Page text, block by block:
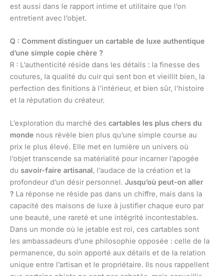
est aussi dans le rapport intime et utilitaire que l’on
entretient avec l’objet.
Q : Comment distinguer un cartable de luxe authentique
d’une simple copie chère ?
R : L’authenticité réside dans les détails : la finesse des
coutures, la qualité du cuir qui sent bon et vieillit bien, la
perfection des finitions à l’intérieur, et bien sûr, l’histoire
et la réputation du créateur.
L’exploration du marché des cartables les plus chers du
monde nous révèle bien plus qu’une simple course au
prix le plus élevé. Elle met en lumière un univers où
l’objet transcende sa matérialité pour incarner l’apogée
du savoir-faire artisanal, l’audace de la création et la
profondeur d’un désir personnel. Jusqu’où peut-on aller
? La réponse ne réside pas dans un chiffre, mais dans la
capacité des maisons de luxe à justifier chaque euro par
une beauté, une rareté et une intégrité incontestables.
Dans un monde où le jetable est roi, ces cartables sont
les ambassadeurs d’une philosophie opposée : celle de la
permanence, du soin apporté aux détails et de la relation
unique entre l’artisan et le propriétaire. Ils nous rappellent